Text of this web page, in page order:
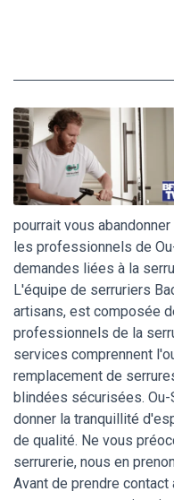
pourrait vous
les professionnels de
demandes liées à la
L'équipe de serruriers
artisans, est composée
professionnels de la
services comprennent
remplacement de
blindées sécurisées.
donner la tranquillité
de qualité. Ne vous
serrurerie, nous en
Avant de prendre